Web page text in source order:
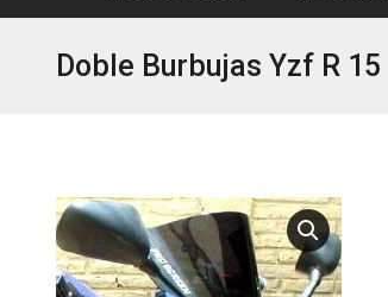
Doble Burbujas Yzf R 15